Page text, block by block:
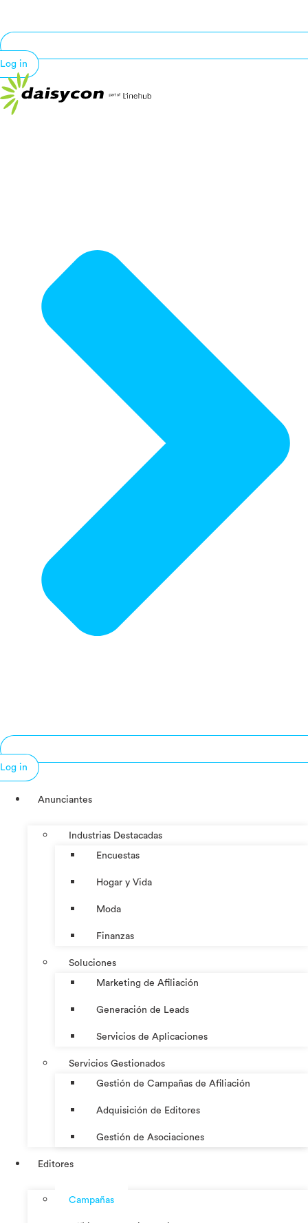
Log in
Log in
Anunciantes
Industrias Destacadas
Encuestas
Hogar y Vida
Moda
Finanzas
Soluciones
Marketing de Afiliación
Generación de Leads
Servicios de Aplicaciones
Servicios Gestionados
Gestión de Campañas de Afiliación
Adquisición de Editores
Gestión de Asociaciones
Editores
Campañas